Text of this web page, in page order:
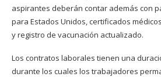
aspirantes deberán contar además con
para Estados Unidos, certificados
y registro de vacunación actualizado.
Los contratos laborales tienen una
durante los cuales los trabajadores